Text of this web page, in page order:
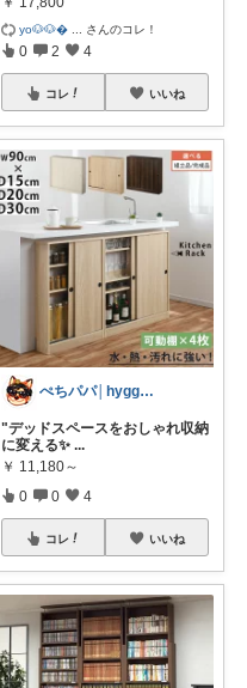
yo🐶🐶 さんのコレ！
0 2 4
コレ いいね
ぺちパパ│hyggeな心意気を大切に🌿
"デッドスペースをおしゃれ収納
に変える✨️ ...
￥ 11,180～
0 0 4
コレ いいね